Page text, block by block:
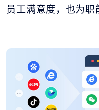
员工满意度，也为职